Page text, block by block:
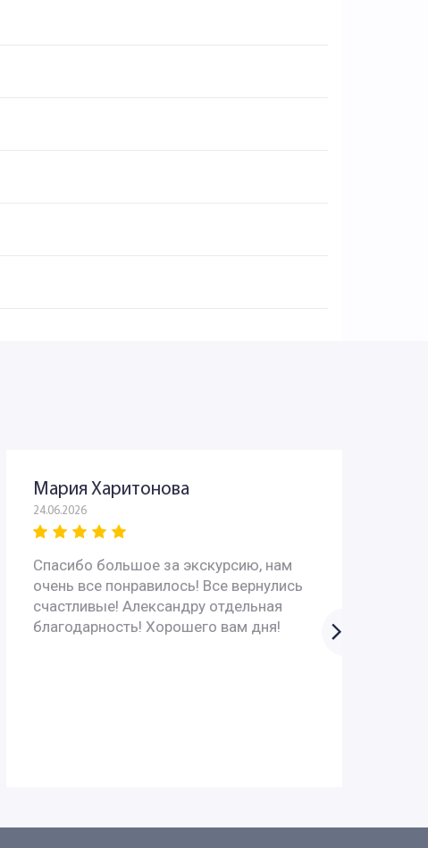
Мария Харитонова
24.06.2026
Спасибо большое за экскурсию, нам
очень все понравилось! Все вернулись
счастливые! Александру отдельная
благодарность! Хорошего вам дня!